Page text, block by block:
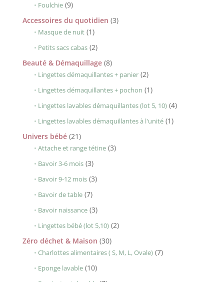
Foulchie 99
produits
Accessoires du quotidien 33
Masque de nuit 11
Petits sacs cabas 22
Beauté & Démaquillage 88
produits
Lingettes démaquillantes + panier 22
Lingettes démaquillantes + pochon 11
Lingettes lavables démaquillantes (lot 5, 10) 44
Lingettes lavables démaquillantes à l'unité 11
Univers bébé 2121
produits
Attache et range tétine 33
Bavoir 3-6 mois 33
Bavoir 9-12 mois 33
Bavoir de table 77
Bavoir naissance 33
Lingettes bébé (lot 5,10) 22
Zéro déchet & Maison 3030
produits
Charlottes alimentaires ( S, M, L, Ovale) 77
Eponge lavable 1010